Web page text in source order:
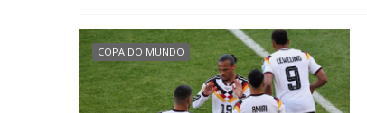
COPA DO MUNDO